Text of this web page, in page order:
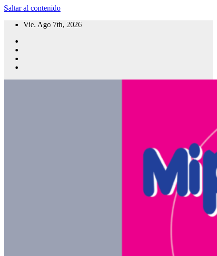
Saltar al contenido
Vie. Ago 7th, 2026